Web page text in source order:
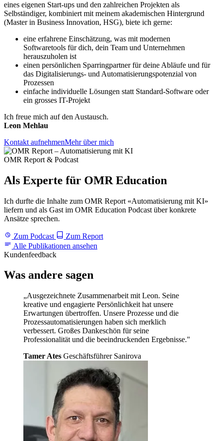
eines eigenen Start-ups und den zahlreichen Projekten als
Selbständiger, kombiniert mit meinem akademischen Hintergrund
(Master in Business Innovation, HSG), biete ich gerne:
eine erfahrene Einschätzung, was mit modernen
Softwaretools für dich, dein Team und Unternehmen
herauszuholen ist
einen persönlichen Sparringpartner für deine Abläufe und für
das Digitalisierungs- und Automatisierungspotenzial von
Prozessen
einfache individuelle Lösungen statt Standard-Software oder
ein grosses IT-Projekt
Ich freue mich auf den Austausch.
Leon Mehlau
Kontakt aufnehmenMehr über mich
OMR Report & Podcast
Als Experte für OMR Education
Ich durfte die Inhalte zum OMR Report «Automatisierung mit KI»
liefern und als Gast im OMR Education Podcast über konkrete
Ansätze sprechen.
Zum Podcast
Zum Report
Alle Publikationen ansehen
Kundenfeedback
Was andere sagen
„Ausgezeichnete Zusammenarbeit mit Leon. Seine
kreative und engagierte Persönlichkeit hat unsere
Erwartungen übertroffen. Unsere Prozesse und die
Prozessautomatisierungen haben sich merklich
verbessert. Großes Dankeschön für seine
Professionalität und die beeindruckenden Ergebnisse."
Tamer Ates Geschäftsführer Sanirova